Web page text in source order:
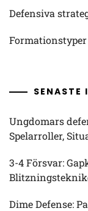
Defensiva
SENASTE
Ungdomars
Spelarroller,
3-4 Försvar:
Dime Defense: